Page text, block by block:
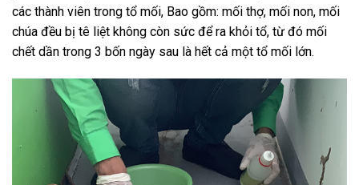
các thành viên trong tổ mối, Bao gồm: mối thợ, mối non, mối
chúa đều bị tê liệt không còn sức để ra khỏi tổ, từ đó mối
chết dần trong 3 bốn ngày sau là hết cả một tổ mối lớn.